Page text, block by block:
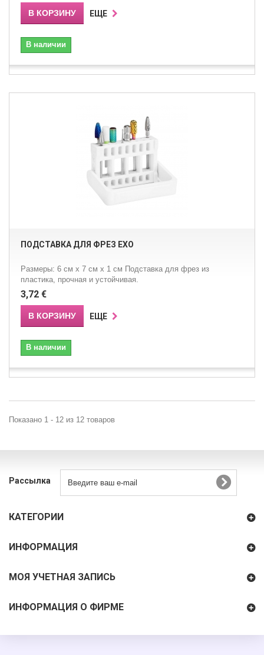
В КОРЗИНУ ЕЩЕ
В наличии
ПОДСТАВКА ДЛЯ ФРЕЗ EXO
Размеры: 6 см х 7 см х 1 см Подставка для фрез из
пластика, прочная и устойчивая.
3,72 €
В КОРЗИНУ ЕЩЕ
В наличии
Показано 1 - 12 из 12 товаров
Рассылка
КАТЕГОРИИ
ИНФОРМАЦИЯ
МОЯ УЧЕТНАЯ ЗАПИСЬ
ИНФОРМАЦИЯ О ФИРМЕ